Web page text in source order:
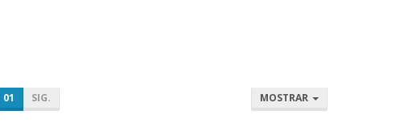
01 SIG. MOSTRAR